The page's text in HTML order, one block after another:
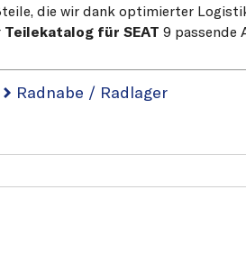
die wir dank optimierter
Teilekatalog für SEAT 9 passende
Radnabe / Radlager